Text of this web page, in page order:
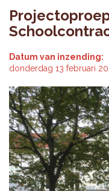
Datum van inzending:
donderdag 13 februari